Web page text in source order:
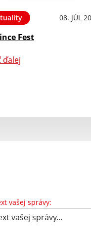
08. JÚL
Fest
ďalej
vašej správy: Text